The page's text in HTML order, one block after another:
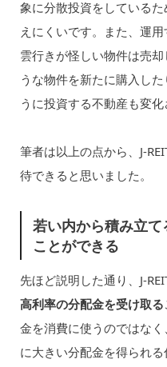
象に分散投資をしている
えにくいです。また、運用
雲行きが怪しい物件は売
うな物件を新たに購入し
うに投資する不動産も変化
筆者は以上の点から、J-
待できると思いました。
若い内から積み立
ことができる
先ほど説明した通り、J-
高利率の分配金を受け取る
金を消費に使うのではな
に大きい分配金を得られ